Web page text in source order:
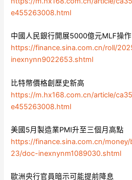
e455263008.html
中國人民銀行開展5000億元MLF操作
https://finance.sina.com.cn/roll/
inexnynn9022653.shtml
比特幣價格創歷史新高
https://m.hx168.com.cn/article/
e455263008.html
美國5月製造業PMI升至三個月高點
https://finance.sina.com.cn/
23/doc-inexnynm1089030.shtml
歐洲央行官員暗示可能提前降息